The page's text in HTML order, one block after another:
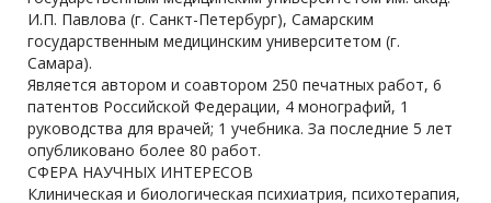
И.П. Павлова (г. Санкт-Петербург), Самарским
государственным медицинским университетом (г.
Самара).
Является автором и соавтором 250 печатных работ, 6
патентов Российской Федерации, 4 монографий, 1
руководства для врачей; 1 учебника. За последние 5 лет
опубликовано более 80 работ.
СФЕРА НАУЧНЫХ ИНТЕРЕСОВ
Клиническая и биологическая психиатрия, психотерапия,